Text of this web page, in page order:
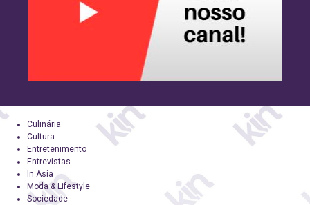
Culinária
Cultura
Entretenimento
Entrevistas
In Asia
Moda & Lifestyle
Sociedade